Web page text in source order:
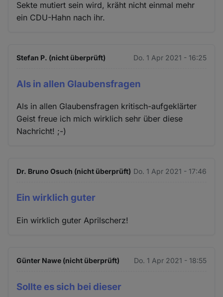
Sekte mutiert sein wird, kräht nicht einmal mehr
ein CDU-Hahn nach ihr.
Stefan P. (nicht überprüft) Do. 1 Apr 2021 - 16:25
Als in allen Glaubensfragen
Als in allen Glaubensfragen kritisch-aufgeklärter
Geist freue ich mich wirklich sehr über diese
Nachricht! ;-)
Dr. Bruno Osuch (nicht überprüft) Do. 1 Apr 2021 - 17:46
Ein wirklich guter
Ein wirklich guter Aprilscherz!
Günter Nawe (nicht überprüft) Do. 1 Apr 2021 - 18:55
Sollte es sich bei dieser